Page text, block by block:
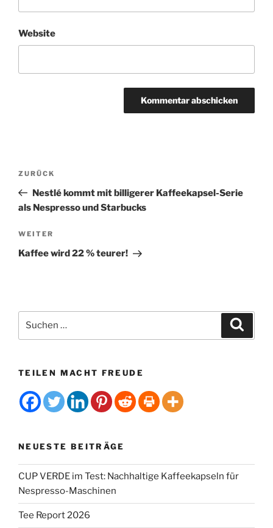
Website
e
r
n
t
i
Beitragsnavigation
Vorheriger
Beitrag
ZURÜCK
Nestlé kommt mit billigerer Kaffeekapsel-Serie
als Nespresso und Starbucks
Nächster
Beitrag
WEITER
Kaffee wird 22 % teurer!
nach:
TEILEN MACHT FREUDE
NEUESTE BEITRÄGE
CUP VERDE im Test: Nachhaltige Kaffeekapseln für
Nespresso-Maschinen
Tee Report 2026